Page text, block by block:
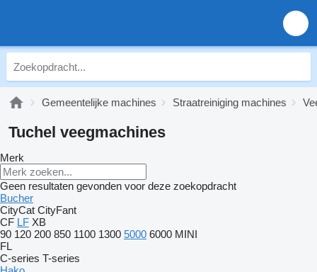
Gemeentelijke machines Straatreiniging machines
Tuchel veegmachines
Merk
Geen resultaten gevonden voor deze zoekopdracht
Bucher
CityCat CityFant
CF LF XB
90 120 200 850 1100 1300 5000 6000 MINI
FL
C-series T-series